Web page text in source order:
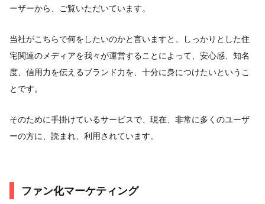
ーザーから、ご覧いただいています。
当社がこちらで何をしたいのかと言いますと、しっかりとした住
宅関連のメディアを我々が運営することによって、安心感、知名
度、信用力を伝えるブランド力を、十分に身につけたいというこ
とです。
そのために手掛けているサービスで、現在、非常に多くのユーザ
ーの方に、読まれ、利用されています。
ファン化マーケティング